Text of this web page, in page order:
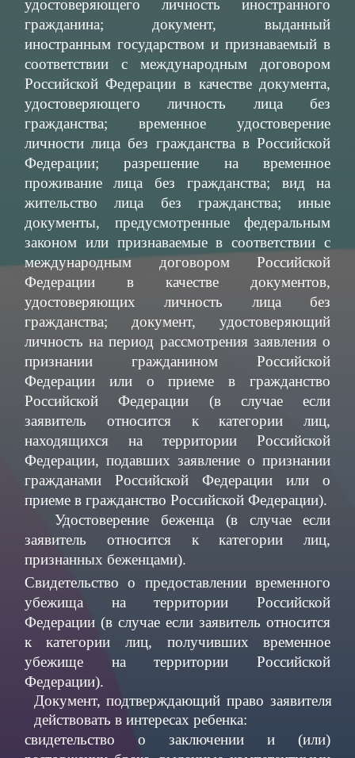
удостоверяющего личность иностранного
гражданина; документ, выданный
иностранным государством и признаваемый в
соответствии с международным договором
Российской Федерации в качестве документа,
удостоверяющего личность лица без
гражданства; временное удостоверение
личности лица без гражданства в Российской
Федерации; разрешение на временное
проживание лица без гражданства; вид на
жительство лица без гражданства; иные
документы, предусмотренные федеральным
законом или признаваемые в соответствии с
международным договором Российской
Федерации в качестве документов,
удостоверяющих личность лица без
гражданства; документ, удостоверяющий
личность на период рассмотрения заявления о
признании гражданином Российской
Федерации или о приеме в гражданство
Российской Федерации (в случае если
заявитель относится к категории лиц,
находящихся на территории Российской
Федерации, подавших заявление о признании
гражданами Российской Федерации или о
приеме в гражданство Российской Федерации).
Удостоверение беженца (в случае если
заявитель относится к категории лиц,
признанных беженцами).
Свидетельство о предоставлении временного
убежища на территории Российской
Федерации (в случае если заявитель относится
к категории лиц, получивших временное
убежище на территории Российской
Федерации).
Документ, подтверждающий право заявителя
действовать в интересах ребенка:
свидетельство о заключении и (или)